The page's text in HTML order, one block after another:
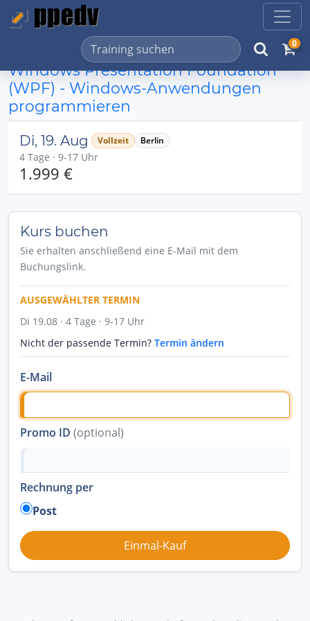
0
Windows Presentation Foundation
(WPF) - Windows-Anwendungen
programmieren
Di, 19. Aug Vollzeit Berlin
4 Tage · 9-17 Uhr
1.999 €
Kurs buchen
Sie erhalten anschließend eine E-Mail mit dem
Buchungslink.
AUSGEWÄHLTER TERMIN
Di 19.08 · 4 Tage · 9-17 Uhr
Nicht der passende Termin? Termin ändern
E-Mail
Promo ID (optional)
Rechnung per
Post